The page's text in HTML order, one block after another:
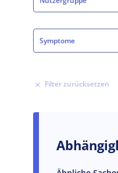
Symptome
Symptome
Origin
Latitude